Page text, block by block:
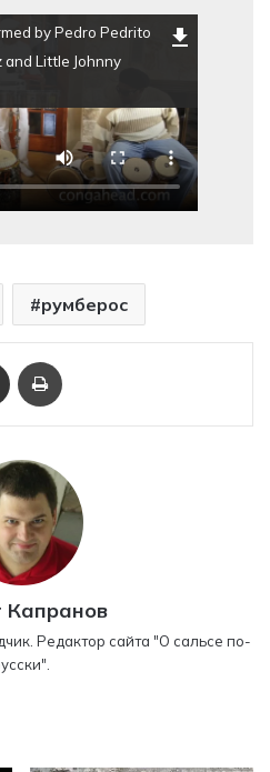
by Pedro Pedrito
and Little Johnny
румберос
Капранов
Редактор сайта "О сальсе по-